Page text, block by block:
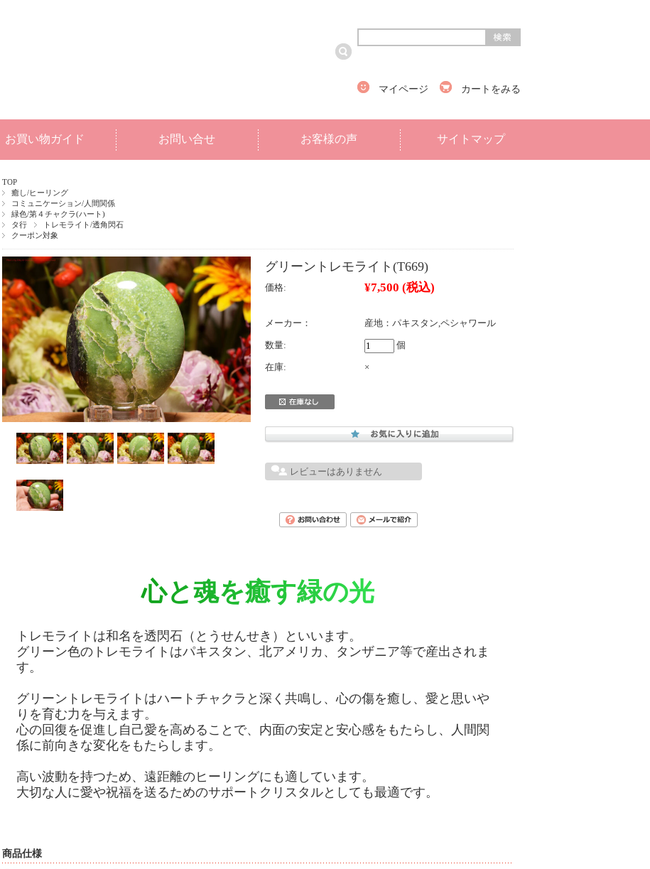
マイページ カートをみる
お買い物ガイド お問い合せ お客様の声 サイトマップ
TOP
癒し/ヒーリング
コミュニケーション/人間関係
緑色/第４チャクラ(ハート)
タ行
トレモライト/透角閃石
クーポン対象
グリーントレモライト(T669)
価格: ¥7,500 (税込)
メーカー： 産地：パキスタン,ペシャワール
数量: 個
在庫: ×
レビューはありません
心と魂を癒す緑の光
トレモライトは和名を透閃石（とうせんせき）といいます。
グリーン色のトレモライトはパキスタン、北アメリカ、タンザニア等で産出されま
す。
グリーントレモライトはハートチャクラと深く共鳴し、心の傷を癒し、愛と思いや
りを育む力を与えます。
心の回復を促進し自己愛を高めることで、内面の安定と安心感をもたらし、人間関
係に前向きな変化をもたらします。
高い波動を持つため、遠距離のヒーリングにも適しています。
大切な人に愛や祝福を送るためのサポートクリスタルとしても最適です。
商品仕様